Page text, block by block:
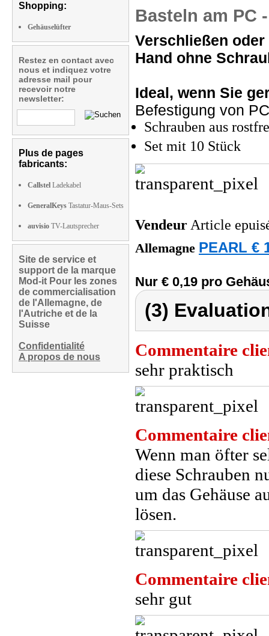
Shopping:
Gehäuselüfter
Restez en contact avec
nous et indiquez votre
adresse mail pour
recevoir notre
newsletter:
Plus de pages
fabricants:
Callstel Ladekabel
GeneralKeys Tastatur-Maus-Sets
auvisio TV-Lautsprecher
Site de service et
support de la marque
Mod-it Pour les zones
de commercialisation
de l'Allemagne, de
l'Autriche et de la
Suisse
Confidentialité
A propos de nous
Basteln am PC
Verschließen
Hand ohne
Ideal, wenn Sie
Befestigung von
Schrauben aus
Set mit 10 Stück
Vendeur Article
Allemagne PEARL €
Nur € 0,19 pro
(3)
Commentaire
sehr praktisch
Commentaire
Wenn man öfter
diese Schrauben
um das Gehäuse
lösen.
Commentaire
sehr gut